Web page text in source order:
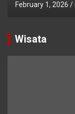
February 1, 2026
Wisata